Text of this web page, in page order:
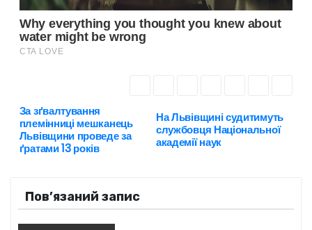
Н
а
і
На Львівщині судитимуть
службовця Національної
академії наук
За зґвалтування
племінниці мешканець
Львівщини проведе за
ґратами 13 років
Пов’язаний запис